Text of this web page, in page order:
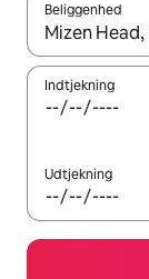
Beliggenhed
Når
Indtjekning
Udtjekning